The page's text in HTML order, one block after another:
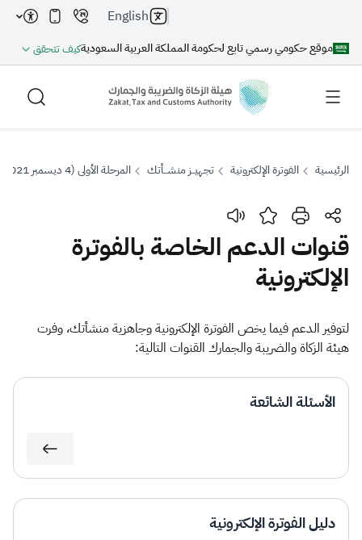
موقع حكومي رسمي تابع لحكومة المملكة العربية السعوديةكيف تتحقق
English
بحث
بحث بحث AI
اقتراحات
الرئيسية الفوترة الإلكترونية تجهيــز منشــأتك المرحلة الأولى (4 ديسمبر 2021)
قنوات الدعم الخاصة بالفوترة
الإلكترونية
​​​​​​​​​​​​​​​​​​​​​​​​​​​​​​​​لتوفير الدعم فيما يخص الفوترة الإلكترونية وجاهزية منشأتك، وفرت
هيئة الزكاة والضريبة والجمارك القنوات التالية: ​​​​
الأسئلة الشائعة
دليل الفوترة الإلكترونية